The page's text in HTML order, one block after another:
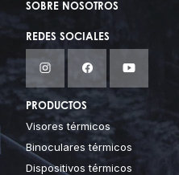
SOBRE NOSOTROS
REDES SOCIALES
PRODUCTOS
Visores térmicos
Binoculares térmicos
Dispositivos térmicos